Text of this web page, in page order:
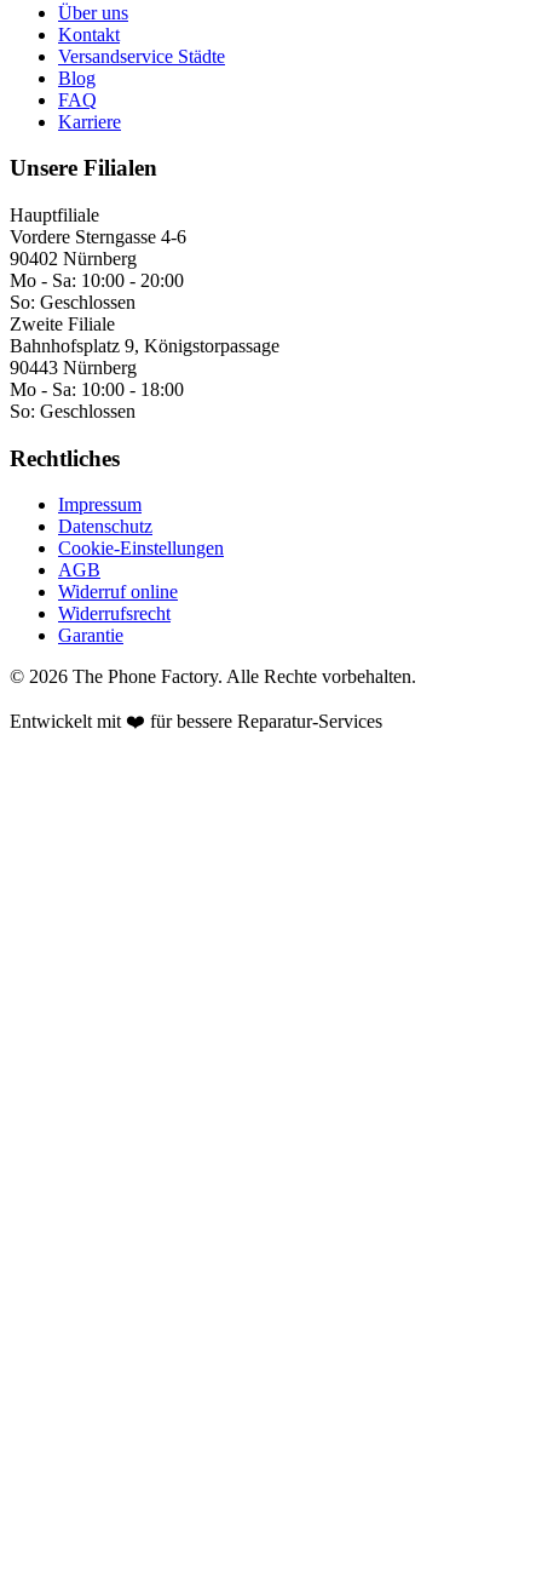
Über uns
Kontakt
Versandservice Städte
Blog
FAQ
Karriere
Unsere Filialen
Hauptfiliale
Vordere Sterngasse 4-6
90402 Nürnberg
Mo - Sa: 10:00 - 20:00
So: Geschlossen
Zweite Filiale
Bahnhofsplatz 9, Königstorpassage
90443 Nürnberg
Mo - Sa: 10:00 - 18:00
So: Geschlossen
Rechtliches
Impressum
Datenschutz
Cookie-Einstellungen
AGB
Widerruf online
Widerrufsrecht
Garantie
© 2026 The Phone Factory. Alle Rechte vorbehalten.
Entwickelt mit ❤️ für bessere Reparatur-Services